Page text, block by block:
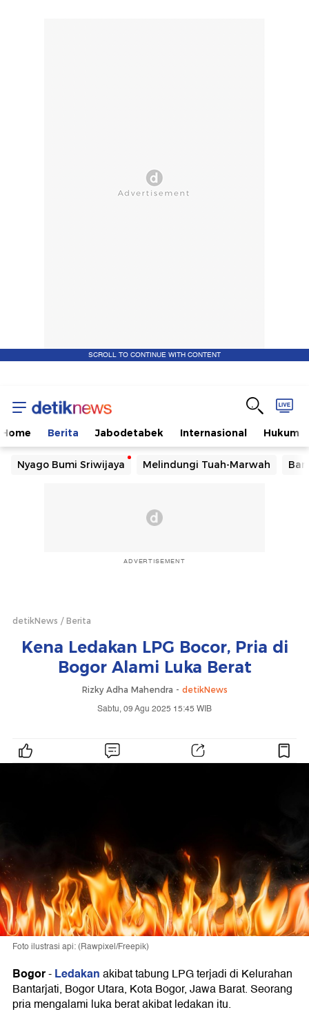
SCROLL TO CONTINUE WITH CONTENT
Home Berita Jabodetabek Internasional Hukum
Nyago Bumi Sriwijaya Melindungi Tuah-Marwah
ADVERTISEMENT
detikNews Berita
Kena Ledakan LPG Bocor, Pria di
Bogor Alami Luka Berat
Rizky Adha Mahendra - detikNews
Sabtu, 09 Agu 2025 15:45 WIB
Foto ilustrasi api: (Rawpixel/Freepik)
Bogor-Ledakanakibat tabung LPG terjadi di Kelurahan
Bantarjati, Bogor Utara, Kota Bogor, Jawa Barat. Seorang
pria mengalami luka berat akibat ledakan itu.